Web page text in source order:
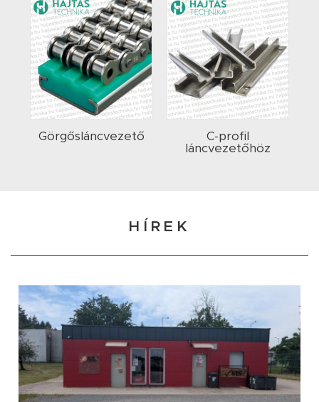
Görgősláncvezető
C-profil
láncvezetőhöz
HÍREK